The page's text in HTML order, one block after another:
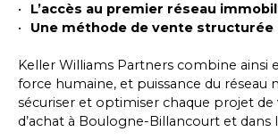
L’accès au premier réseau
Une méthode de vente structurée
Keller Williams Partners combine ainsi
force humaine, et puissance du réseau
sécuriser et optimiser chaque projet de
d’achat à Boulogne-Billancourt et dans